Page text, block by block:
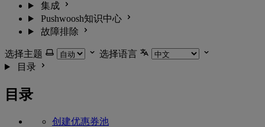
集成
Pushwoosh知识中心
故障排除
选择主题
选择语言
目录
目录
创建优惠券池